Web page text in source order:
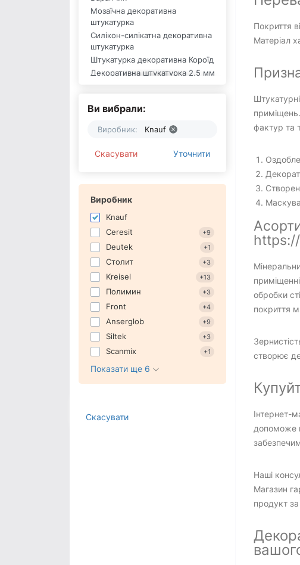
Мозаїчна декоративна
штукатурка
Силікон-силікатна декоративна
штукатурка
Штукатурка декоративна Короїд
Декоративна штукатурка 2,5 мм
Декоративна штукатурка 2 мм
Біла декоративна штукатурка
Силіконова декоративна
штукатурка
Камінцева декоративна
Декоративна штукатурка 1,5 мм
Декоративна штукатурка TIGOR
Декоративна штукатурка Plast
Декоративна штукатурка
Profline
Декоративна штукатурка
Столит
Декоративна штукатурка Сілтек
Фасадні суміші Kreisel
Декоративна штукатурка Polimin
Декоративна штукатурка
Deutek
Суміші фасадні Ceresit
Суміші фасадні Baumit
Декоративна штукатурка
Ансерглоб
Ви вибрали:
Виробник: Knauf
Скасувати Уточнити
Виробник
Knauf
Ceresit
+9
Deutek +1
Столит +3
Kreisel +13
Полимин +3
Front +4
Anserglob +9
Siltek +3
Scanmix +1
Показати ще 6
Скасувати
Покриття
Матеріал
фактур та
обробки
покриття
створює
Інтернет-
допоможе
Наші
Магазин
продукт